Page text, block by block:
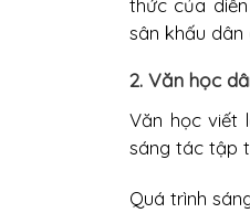
thức của
sân khấu dân
2. Văn học
Văn học viết
sáng tác tập
Quá trình